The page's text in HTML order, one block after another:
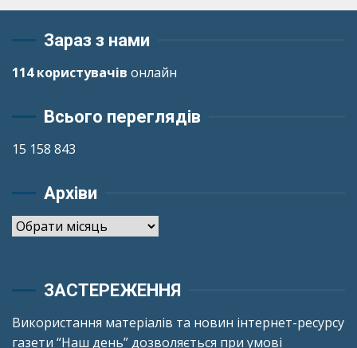
Зараз з нами
114 користувачів онлайн
Всього переглядів
15 158 843
Архіви
Архіви
ЗАСТЕРЕЖЕННЯ
Використання матеріалів та новин інтернет-ресурсу
газети “Наш день” дозволяється при умові